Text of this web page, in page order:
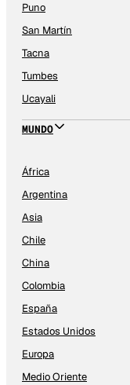
Puno
San Martín
Tacna
Tumbes
Ucayali
MUNDO
África
Argentina
Asia
Chile
China
Colombia
España
Estados Unidos
Europa
Medio Oriente